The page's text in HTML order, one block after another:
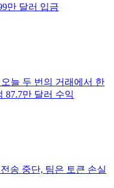
만 달러 입금
늘 두 번의 거래에서 한
87.7만 달러 수익
송 중단, 팀은 토큰 손실